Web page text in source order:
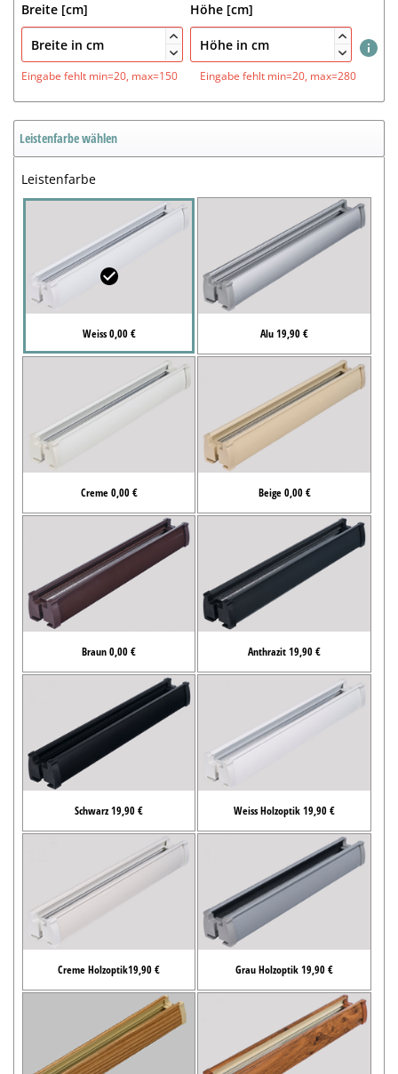
Breite [cm]


Höhe [cm]


Eingabe fehlt min=20, max=150 Eingabe fehlt min=20, max=280
Leistenfarbe wählen
Leistenfarbe
Weiss 0,00 € Alu 19,90 €
Creme 0,00 € Beige 0,00 €
Braun 0,00 € Anthrazit 19,90 €
Schwarz 19,90 € Weiss Holzoptik 19,90 €
Creme Holzoptik19,90 € Grau Holzoptik 19,90 €